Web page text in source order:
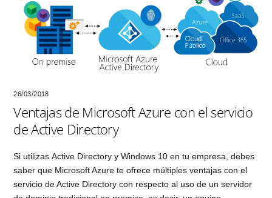
26/03/2018
Ventajas de Microsoft Azure con el servicio
de Active Directory
Si utilizas Active Directory y Windows 10 en tu empresa, debes
saber que Microsoft Azure te ofrece múltiples ventajas con el
servicio de Active Directory con respecto al uso de un servidor